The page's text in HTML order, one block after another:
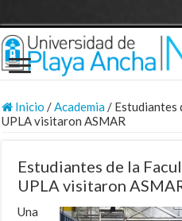
Inicio /Academia/ Estudiantes
UPLA visitaron ASMAR
Estudiantes de la
UPLA visitaron
Una